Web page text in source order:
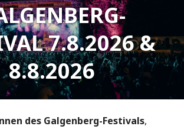
7.8.2026 &
8.8.2026
des Galgenberg-Festivals,